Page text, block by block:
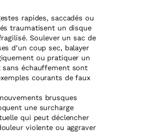
rapides, saccadés ou
traumatisent un disque
Soulever un sac de
d’un coup sec, balayer
ou pratiquer un
sans échauffement sont
courants de faux
brusques
une surcharge
qui peut déclencher
violente ou aggraver